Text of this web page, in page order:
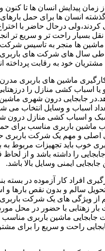
زمان پیدایش انسان ها تا کنون
انسان ها برای حمل بارهای
کردند،ولی درحال حاضر با
بسیار راحت تر و سریع تر
ماشین ها منجر به تاسیس
سال های شرکت های باربری
مشتریان خود به رقابت پرداخته
بکارگیری ماشین های باربری
و یا اسباب کشی منازل را
جابجایی درون شهری ماشین
اسباب و وسایل انتخاب می
و اسباب کشی منازل درون
ماشین باربری مناسب برای
اصلی و مهم یک شرکت باربری
خوب باید تجهیزات مربوط به
را داشته باشد و از لحاظ
ایمنی وسایل بالا باشد.
افراد کار آزموده در بسته
سالم و بدون نقص بارها و
هم از ویژگی های یک شرکت
زهتابی با حضور در محل
جابجایی ماشین باربری مناسب
راحت و سریع را برای